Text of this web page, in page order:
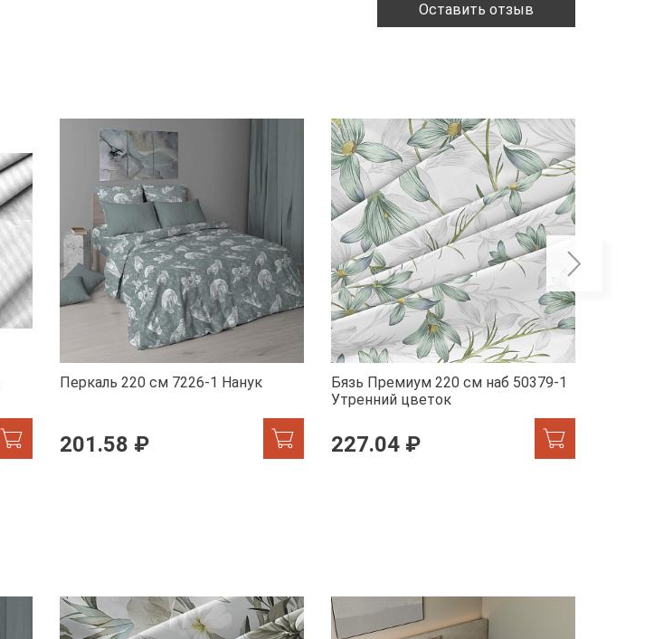
Оставить отзыв
Перкаль 220 см 7226-1 Нанук
201.58 ₽
Бязь Премиум 220 см наб 50379-1
Утренний цветок
227.04 ₽